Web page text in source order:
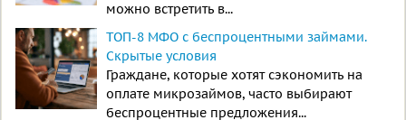
можно встретить в...
ТОП-8 МФО с беспроцентными займами.
Скрытые условия
Граждане, которые хотят сэкономить на
оплате микрозаймов, часто выбирают
беспроцентные предложения...